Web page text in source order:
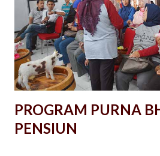
PROGRAM PURNA
PENSIUN